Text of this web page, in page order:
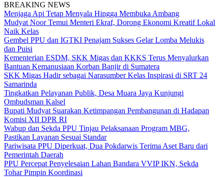
BREAKING NEWS
Menjaga Api Tetap Menyala Hingga Membuka Ambang
Mudyat Noor Temui Menteri Ekraf, Dorong Ekonomi Kreatif Lokal
Naik Kelas
Gembel PPU dan IGTKI Penajam Sukses Gelar Lomba Melukis
dan Puisi
Kementerian ESDM, SKK Migas dan KKKS Terus Menyalurkan
Bantuan Kemanusiaan Korban Banjir di Sumatera
SKK Migas Hadir sebagai Narasumber Kelas Inspirasi di SRT 24
Samarinda
Tingkatkan Pelayanan Publik, Desa Muara Jaya Kunjungi
Ombudsman Kalsel
Bupati Mudyat Suarakan Ketimpangan Pembangunan di Hadapan
Komisi XII DPR RI
Wabup dan Sekda PPU Tinjau Pelaksanaan Program MBG,
Pastikan Layanan Sesuai Standar
Pariwisata PPU Diperkuat, Dua Pokdarwis Terima Aset Baru dari
Pemerintah Daerah
PPU Percepat Penyelesaian Lahan Bandara VVIP IKN, Sekda
Tohar Pimpin Koordinasi